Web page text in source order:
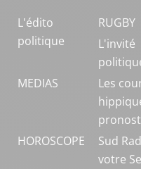
L'édito
politique
RUGBY
L'invité
MEDIAS
Les
HOROSCOPE
Sud
votre